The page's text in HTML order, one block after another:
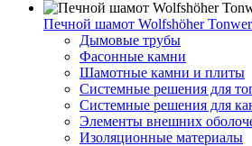
Печной шамот Wolfshöher
Дымовые трубы
Фасонные камни
Шамотные камни и плиты
Системные решения для
Системные решения для
Элементы внешних
Изоляционные материалы